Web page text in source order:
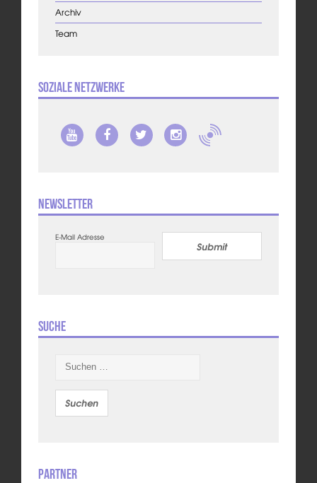
Archiv
Team
Soziale Netzwerke
Newsletter
E-Mail Adresse
Submit
Suche
nach:
Partner